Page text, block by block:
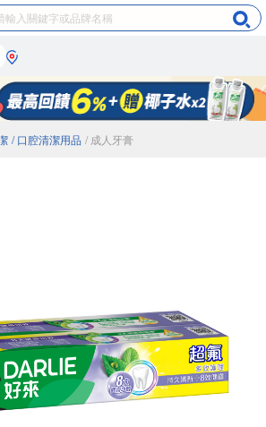
/ 口腔清潔用品 / 成人牙膏